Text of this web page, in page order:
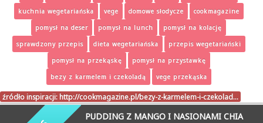
kuchnia wegetariańska
vege domowe słodycze
cookmagazine
pomysł na deser
pomysł na lunch
pomysł na kolację
sprawdzony przepis
dieta wegetariańska
przepis wegetariański
pomysł na przekąskę
pomysł na przystawkę
bezy z karmelem i czekoladą
vege przekąska
źródło inspiracji: http://cookmagazine.pl/bezy-z-karmelem-i-czekolad…
PUDDING Z MANGO I NASIONAMI CHIA